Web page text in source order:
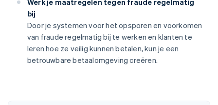
Werk je maatregelen tegen fraude regelmatig
bij
Door je systemen voor het opsporen en voorkomen
van fraude regelmatig bij te werken en klanten te
leren hoe ze veilig kunnen betalen, kun je een
betrouwbare betaalomgeving creëren.
Australië
English